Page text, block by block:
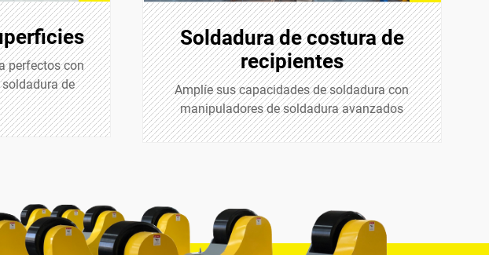
perfectos con
de
Soldadura de costura de
recipientes
Amplíe sus capacidades de soldadura con
manipuladores de soldadura avanzados